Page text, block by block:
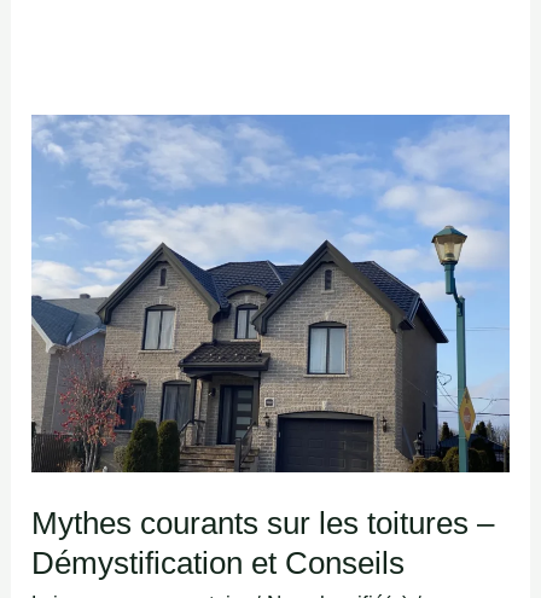
Mythes courants sur les toitures –
Démystification et Conseils
Mythes
courants
les
toitures
–
Démystification
et
Conseils